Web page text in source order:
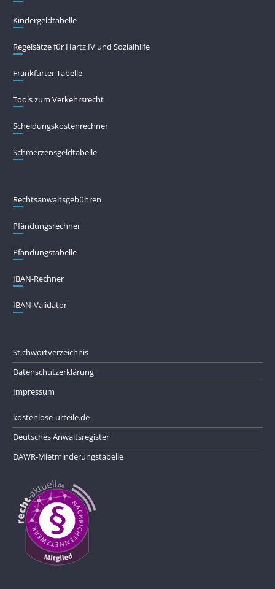
Kindergeldtabelle
Regelsätze für Hartz IV und Sozialhilfe
Frankfurter Tabelle
Tools zum Verkehrsrecht
Scheidungskostenrechner
Schmerzensgeldtabelle
Rechtsanwaltsgebühren
Pfändungs­rechner
Pfändungs­tabelle
IBAN-Rechner
IBAN-Validator
Stichwortverzeichnis
Datenschutzerklärung
Impressum
kostenlose-urteile.de
Deutsches Anwaltsregister
DAWR-Mietminderungstabelle